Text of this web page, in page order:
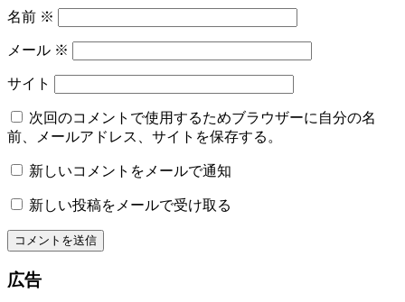
名前 ※
メール ※
サイト
次回のコメントで使用するためブラウザーに自分の名
前、メールアドレス、サイトを保存する。
新しいコメントをメールで通知
新しい投稿をメールで受け取る
広告